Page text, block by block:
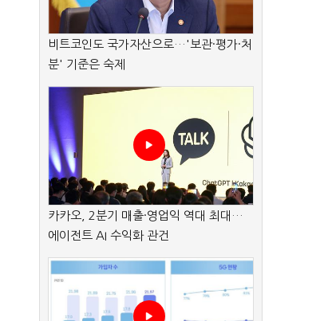
비트코인도 국가자산으로…'보관·평가·처
분' 기준은 숙제
카카오, 2분기 매출·영업익 역대 최대…
에이전트 AI 수익화 관건